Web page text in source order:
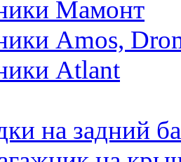
Мамонт
Amos,
Atlant
на задний